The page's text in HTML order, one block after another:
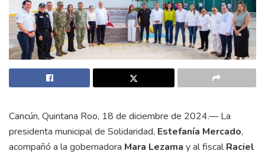
Cancún, Quintana Roo, 18 de diciembre de 2024.— La
presidenta municipal de Solidaridad, Estefanía Mercado,
acompañó a la gobernadora Mara Lezama y al fiscalRaciel